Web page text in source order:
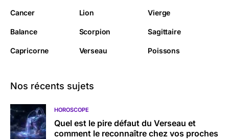
Cancer Lion Vierge
Balance Scorpion Sagittaire
Capricorne Verseau Poissons
Nos récents sujets
HOROSCOPE
Quel est le pire défaut du Verseau et
comment le reconnaître chez vos proches